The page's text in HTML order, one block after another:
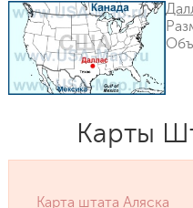
Карты
Карта штата Аляска